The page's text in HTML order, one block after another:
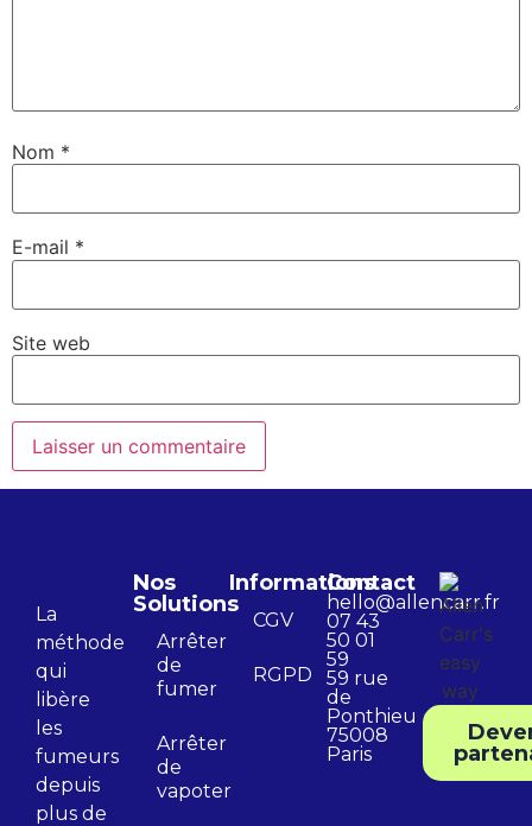
Nom *
E-mail *
Site web
La
méthode
qui
libère
les
fumeurs
depuis
plus de
Nos
Solutions
Arrêter
de
fumer
Arrêter
de
vapoter
Informations
CGV
RGPD
Contact
hello@allencarr.fr
07 43
50 01
59
59 rue
de
Ponthieu
75008
Paris